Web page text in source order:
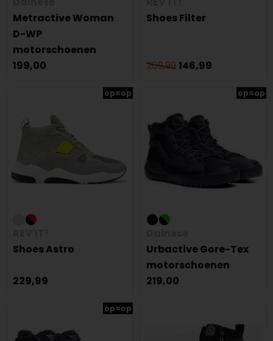
Metractive Woman
D-WP
motorschoenen
199,00
Shoes Filter
209,99146,99
op=op
Shoes Astro
229,99
op=op
Urbactive Gore-Tex
motorschoenen
219,00
op=op